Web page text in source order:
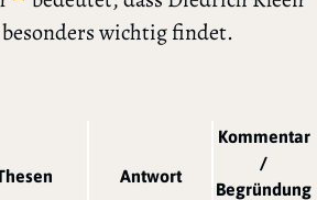
besonders wichtig findet.
Antwort
Kommentar
/
Begründung